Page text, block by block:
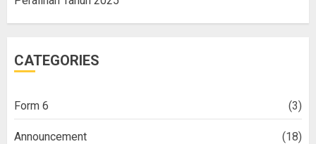
CATEGORIES
Form 6 (3)
Announcement (18)